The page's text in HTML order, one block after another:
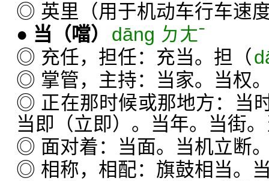
◎ 英里（用于机动车行车速
● 当 （噹）
dāng ㄉㄤˉ
◎ 充任，担任：充当。担（
◎ 掌管，主持：当家。当权
◎ 正在那时候或那地方：当
当即（立即）。当年。当街
◎ 面对着：当面。当机立断
◎ 相称，相配：旗鼓相当。